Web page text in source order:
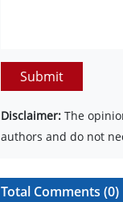
Submit
Disclaimer: The
authors and do not
Total Comments (0)